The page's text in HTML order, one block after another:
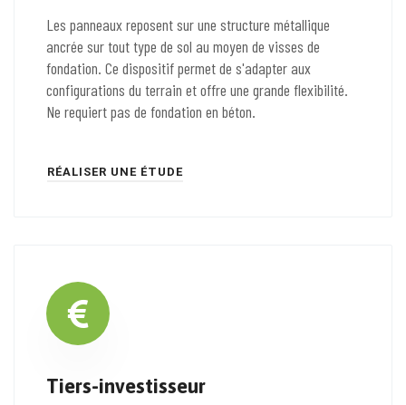
Les panneaux reposent sur une structure métallique
ancrée sur tout type de sol au moyen de visses de
fondation. Ce dispositif permet de s'adapter aux
configurations du terrain et offre une grande flexibilité.
Ne requiert pas de fondation en béton.
RÉALISER UNE ÉTUDE
Tiers-investisseur